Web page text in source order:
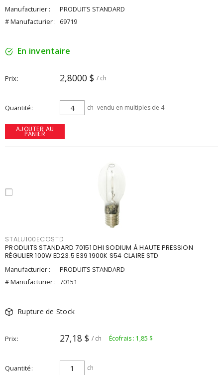
Manufacturier :
PRODUITS STANDARD
# Manufacturier : 69719
En inventaire
Prix 2,8000 $ / ch
Quantité ch vendu en multiples de 4
AJOUTER AU
PANIER
STALU100ECOSTD
PRODUITS STANDARD 70151 DHI SODIUM À HAUTE PRESSION
RÉGULIER 100W ED23.5 E39 1900K S54 CLAIRE STD
Manufacturier :
PRODUITS STANDARD
# Manufacturier : 70151
Rupture de Stock
Prix 27,18 $ / ch Écofrais : 1,85 $
Quantité ch